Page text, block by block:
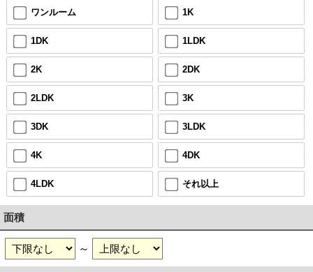
ワンルーム 1K
1DK 1LDK
2K 2DK
2LDK 3K
3DK 3LDK
4K 4DK
4LDK それ以上
面積
～